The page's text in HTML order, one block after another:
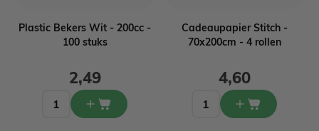
Plastic Bekers Wit - 200cc -
100 stuks
2,49
Cadeaupapier Stitch -
70x200cm - 4 rollen
4,60